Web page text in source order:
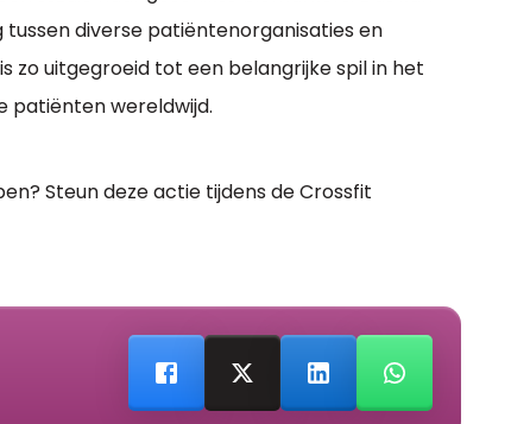
diverse patiëntenorganisaties en
zo uitgegroeid tot een belangrijke spil in het
patiënten wereldwijd.
Steun deze actie tijdens de Crossfit